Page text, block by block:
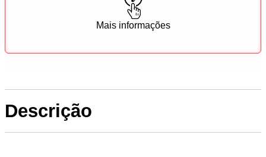
Mais informações
Descrição